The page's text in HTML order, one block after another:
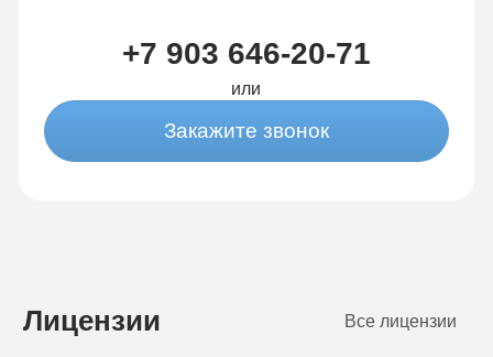
+7 903 646-20-71
или
Закажите звонок
Лицензии Все лицензии